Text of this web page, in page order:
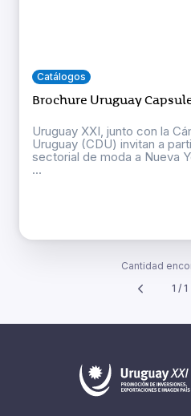
Catálogos
Brochure Uruguay
Uruguay XXI, junto con la
Uruguay (CDU) invitan a
sectorial de moda a Nueva
...
Cantidad
1 / 1